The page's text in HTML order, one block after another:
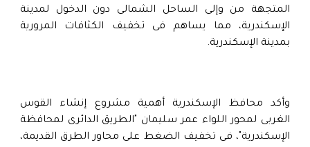
المتجهة من وإلى الساحل الشمالى دون الدخول لمدينة
الإسكندرية، مما يساهم فى تخفيف الكثافات المرورية
بمدينة الإسكندرية.
وأكد محافظ الإسكندرية أهمية مشروع إنشاء القوس
الغربى لمحور اللواء عمر سليمان "الطريق الدائرى لمحافظة
الإسكندرية"، فى تخفيف الضغط على محاور الطرق القديمة،